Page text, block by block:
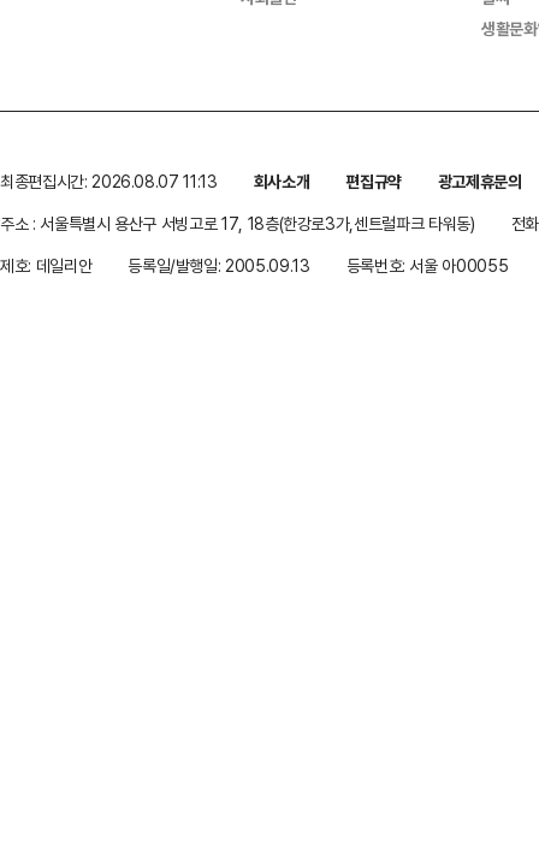
생활문
최종편집시간: 2026.08.07 11:13 회사소개 편집규약
광고제휴문의
주소 : 서울특별시 용산구 서빙고로 17, 18층(한강로3가,센트럴파크 타워동)
전
제호: 데일리안
등록일/발행일: 2005.09.13 등록번호: 서울 아00055